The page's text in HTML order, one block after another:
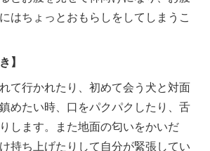
はちょっとおもらしをしてしまうこ
】
て行かれたり、初めて会う犬と対面
めたい時、口をパクパクしたり、舌
します。また地面の匂いをかいだ
持ち上げたりして自分が緊張してい